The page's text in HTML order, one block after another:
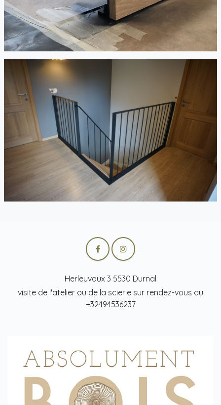
Herleuvaux 3 5530 Durnal
visite de l'atelier ou de la scierie sur rendez-vous au
+32494536237